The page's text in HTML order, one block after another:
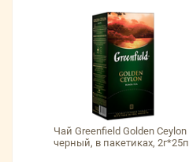
Чай Greenfield Golden Ceylon
черный, в пакетиках, 2г*25п